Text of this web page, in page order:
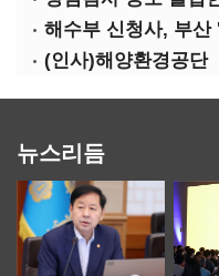
(인사)해양환경공단
뉴스리듬